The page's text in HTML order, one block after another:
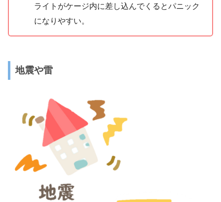
ライトがケージ内に差し込んでくるとパニック
になりやすい。
地震や雷